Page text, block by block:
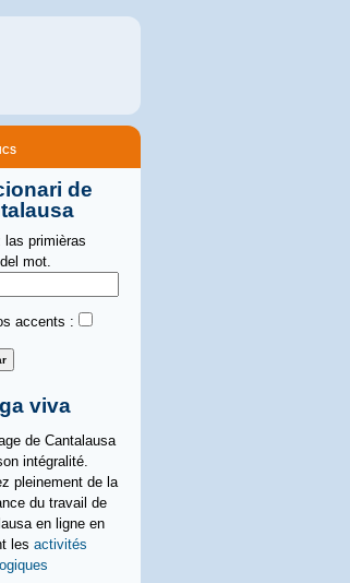
de
las primièras
mot.
accents :
viva
de Cantalausa
intégralité.
pleinement de la
du travail de
en ligne en
les activités